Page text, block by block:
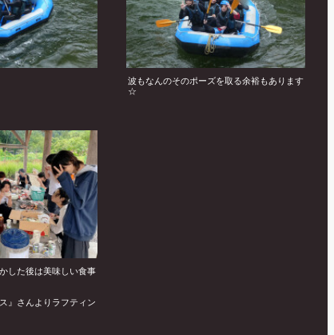
波もなんのそのポーズを取る余裕もあります
☆
した後は美味しい食事
』さんよりラフティン